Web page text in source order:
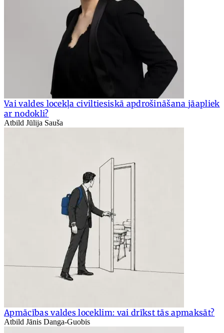
Vai valdes locekļa civiltiesiskā apdrošināšana jāapliek
ar nodokli?
Atbild Jūlija Sauša
Apmācības valdes loceklim: vai drīkst tās apmaksāt?
Atbild Jānis Danga-Guobis